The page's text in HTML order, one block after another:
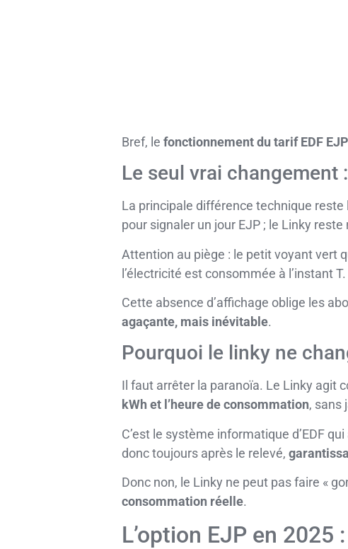
Bref, le fonctionnement du tarif EDF
Le seul vrai
La principale différence technique reste
pour signaler un jour EJP ; le Linky
Attention au piège : le petit voyant vert
l’électricité est consommée à l’instant T.
Cette absence d’affichage oblige les
agaçante, mais inévitable.
Pourquoi le linky ne
Il faut arrêter la paranoïa. Le Linky agit
kWh et l’heure de consommation, sans
C’est le système informatique d’EDF
donc toujours après le relevé,
Donc non, le Linky ne peut pas faire «
consommation réelle.
L’option EJP en